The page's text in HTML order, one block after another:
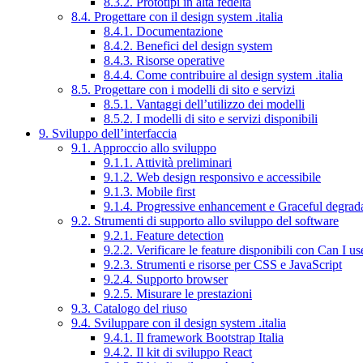
8.4. Progettare con il design system .italia
8.4.1. Documentazione
8.4.2. Benefici del design system
8.4.3. Risorse operative
8.4.4. Come contribuire al design system .italia
8.5. Progettare con i modelli di sito e servizi
8.5.1. Vantaggi dell’utilizzo dei modelli
8.5.2. I modelli di sito e servizi disponibili
9. Sviluppo dell’interfaccia
9.1. Approccio allo sviluppo
9.1.1. Attività preliminari
9.1.2. Web design responsivo e accessibile
9.1.3. Mobile first
9.1.4. Progressive enhancement e Graceful
9.2. Strumenti di supporto allo sviluppo del software
9.2.1. Feature detection
9.2.2. Verificare le feature disponibili con Can I
9.2.3. Strumenti e risorse per CSS e JavaScript
9.2.4. Supporto browser
9.2.5. Misurare le prestazioni
9.3. Catalogo del riuso
9.4. Sviluppare con il design system .italia
9.4.1. Il framework Bootstrap Italia
9.4.2. Il kit di sviluppo React